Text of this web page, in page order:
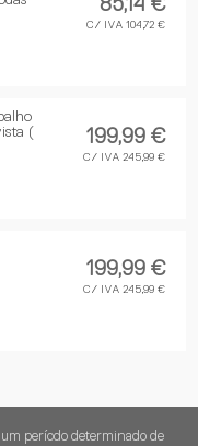
85,14 €
C/ IVA 104,72 €
(
199,99 €
C/ IVA 245,99 €
199,99 €
C/ IVA 245,99 €
período determinado de